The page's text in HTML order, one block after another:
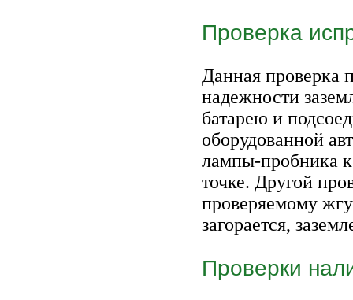
Проверка
Данная проверка
надежности
батарею и
оборудованной
лампы-пробника
точке. Другой
проверяемому
загорается,
Проверки